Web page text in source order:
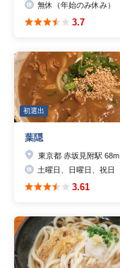
無休（年始のみ休み）
3.7
初選出
葉隠
東京都 赤坂見附駅 68m
土曜日、日曜日、祝日
3.61